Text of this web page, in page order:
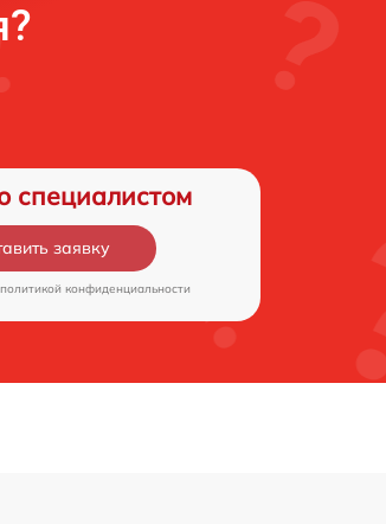
специалистом
заявку
политикой конфиденциальности